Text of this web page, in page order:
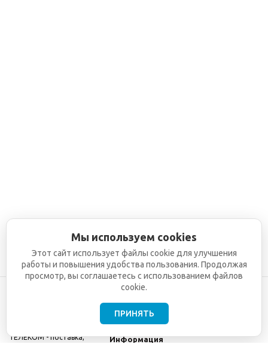
ТЕЛЕКОМ - поставка,
Информация
Мы используем cookies
Этот сайт использует файлы cookie для улучшения
работы и повышения удобства пользования. Продолжая
просмотр, вы соглашаетесь с использованием файлов
cookie.
ПРИНЯТЬ